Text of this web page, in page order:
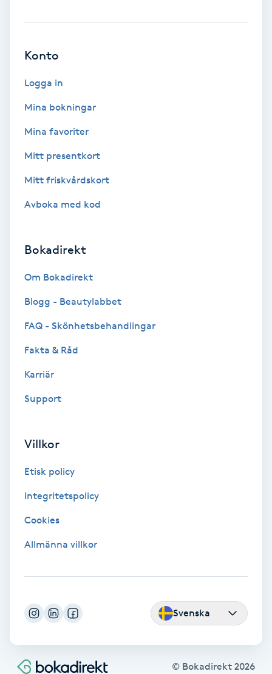
Bröllopsuppsättning
Coachning
Color correction
Dermapen
Extensions
Extensions borttagning
Eyeliner-tatuering
Faceliftmassage
Fibromassage
Fillers
Konto
Logga in
Mina bokningar
Mina favoriter
Mitt presentkort
Mitt friskvårdskort
Avboka med kod
Bokadirekt
Om Bokadirekt
Blogg - Beautylabbet
FAQ - Skönhetsbehandlingar
Fakta & Råd
Karriär
Support
Villkor
Etisk policy
Integritetspolicy
Cookies
Allmänna villkor
Svenska
© Bokadirekt 2026